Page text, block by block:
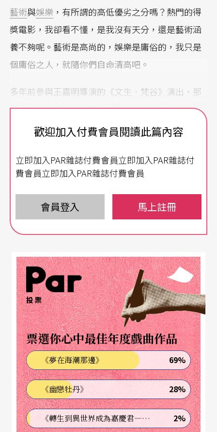
藝術與娛樂 ，有所謂的高低優劣之分嗎？熱門的得
獎電影，我卻看不懂，是我沒有天分，還是藝術涵
養不夠呢。藝術是高尚的，娛樂是庸俗的，我只是
個庸俗之人，就隨你們自命清高吧。
多年前參與王嘉明導演的《文生．梵谷》演出，那
時全世界正重新溫習梵谷，不論咖啡杯、藝文商
品、寢具，我們一起回憶著他的痛苦，浪漫現實生
他與友人的書信中重新建構屬於一個「人」的思緒
情感，以及後世對所謂「藝術」進行的消費、娛
樂，或只是當作流行的裝扮。
有時受到不同平台邀請，請我推薦影響自己最深，
痛苦的。一是我的天堂可能是他人的地獄，二是藝
術創作跟觀者生命經驗息息相關，它應該是屬於個
人的，而非他人可以共有的。
讀小學時，學校不定期會在禮堂放映電影。放映當
天，所有年級的小學生會拎著自己的小板凳，一起
集合到禮堂裡看電影。印象最深的是《魯冰花》，
也許因為電影裡小男孩的心情和自己成長的背景有
些相似，也許因為在偌大的禮堂裡，這麼多的小孩
聚集在一起，黑黑暗暗安靜的時候，才能感受到自
己真實的孤單寂寞。
歡迎加入付費會員閱讀此篇內容
立即加入PAR雜誌付費會員立即加入PAR雜誌付
費會員立即加入PAR雜誌付費會員
會員登入 馬上註冊
投票
票選你心中最佳年度戲曲作品
《夢在海潮那邊》 69%
《幽戀牡丹》 28%
《轉生到異世界成為嘉慶君—發現我的祖先是詐騙集團!?》 2%